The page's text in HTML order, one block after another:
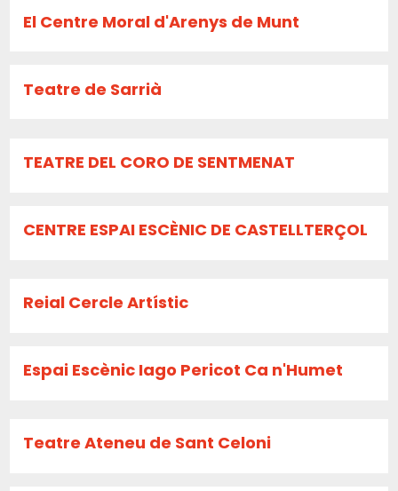
El Centre Moral d'Arenys de Munt
Teatre de Sarrià
TEATRE DEL CORO DE SENTMENAT
CENTRE ESPAI ESCÈNIC DE CASTELLTERÇOL
Reial Cercle Artístic
Espai Escènic Iago Pericot Ca n'Humet
Teatre Ateneu de Sant Celoni